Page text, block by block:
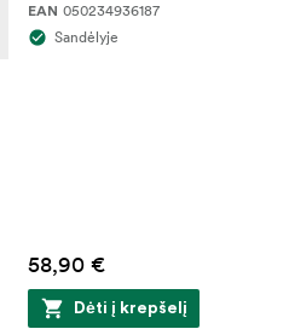
EAN 050234936187
Sandėlyje
58,90 €
Dėti į krepšelį